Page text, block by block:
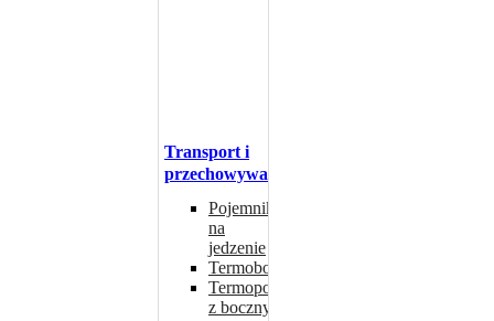
Transport i
przechowywanie
Pojemniki
na
jedzenie
Termoboksy
Termoporty
z bocznym